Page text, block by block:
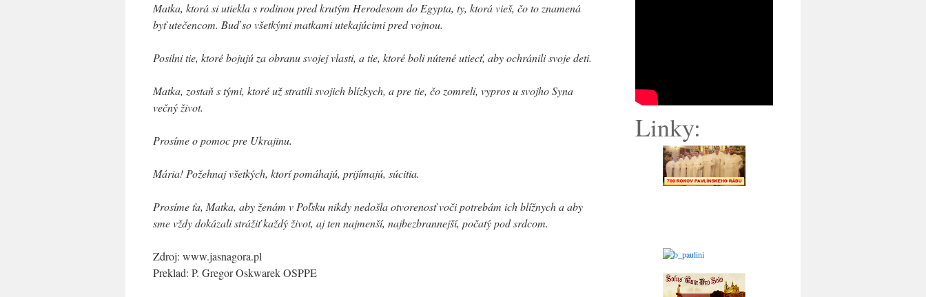
Matka, ktorá si utiekla s rodinou pred krutým Herodesom do Egypta, ty, ktorá vieš, čo to znamená
byť utečencom. Buď so všetkými matkami utekajúcimi pred vojnou.
Posilni tie, ktoré bojujú za obranu svojej vlasti, a tie, ktoré boli nútené utiecť, aby ochránili svoje deti.
Matka, zostaň s tými, ktoré už stratili svojich blízkych, a pre tie, čo zomreli, vypros u svojho Syna
večný život.
Prosíme o pomoc pre Ukrajinu.
Mária! Požehnaj všetkých, ktorí pomáhajú, prijímajú, súcitia.
Prosíme ťa, Matka, aby ženám v Poľsku nikdy nedošla otvorenosť voči potrebám ich blížnych a aby
sme vždy dokázali strážiť každý život, aj ten najmenší, najbezbrannejší, počatý pod srdcom.
Zdroj: www.jasnagora.pl
Preklad: P. Gregor Oskwarek OSPPE
Linky: